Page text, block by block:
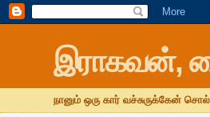
இராகவன்,
நானும் ஒரு கார் வச்சுருக்கேன்